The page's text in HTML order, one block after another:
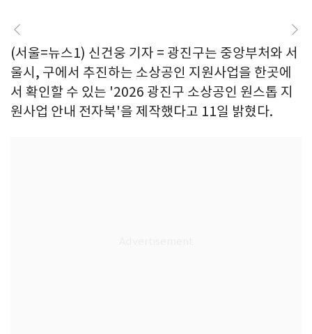
(서울=뉴스1) 신건웅 기자 = 광진구는 중앙부처와 서
울시, 구에서 추진하는 소상공인 지원사업을 한곳에
서 확인할 수 있는 '2026 광진구 소상공인 원스톱 지
원사업 안내 전자북'을 제작했다고 11일 밝혔다.